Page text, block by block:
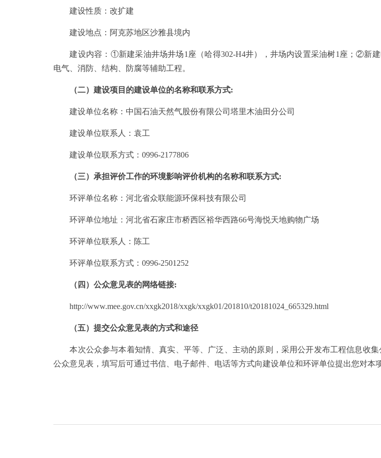
建设性质：改扩建
建设地点：阿克苏地区沙雅县境内
建设内容：①新建采油井场井场1座（哈得302-H4井），井场内设置采油树1座；②新建
电气、消防、结构、防腐等辅助工程。
（二）建设项目的建设单位的名称和联系方式:
建设单位名称：中国石油天然气股份有限公司塔里木油田分公司
建设单位联系人：袁工
建设单位联系方式：0996-2177806
（三）承担评价工作的环境影响评价机构的名称和联系方式:
环评单位名称：河北省众联能源环保科技有限公司
环评单位地址：河北省石家庄市桥西区裕华西路66号海悦天地购物广场
环评单位联系人：陈工
环评单位联系方式：0996-2501252
（四）公众意见表的网络链接:
http://www.mee.gov.cn/xxgk2018/xxgk/xxgk01/201810/t20181024_665329.html
（五）提交公众意见表的方式和途径
本次公众参与本着知情、真实、平等、广泛、主动的原则，采用公开发布工程信息收集
公众意见表，填写后可通过书信、电子邮件、电话等方式向建设单位和环评单位提出您对本